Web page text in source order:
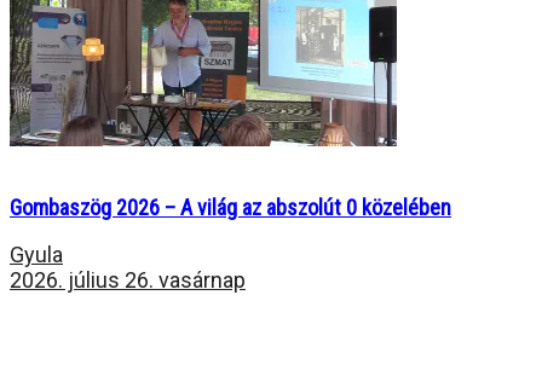
Gombaszög 2026 – A világ az abszolút 0 közelében
Gyula
2026. július 26. vasárnap